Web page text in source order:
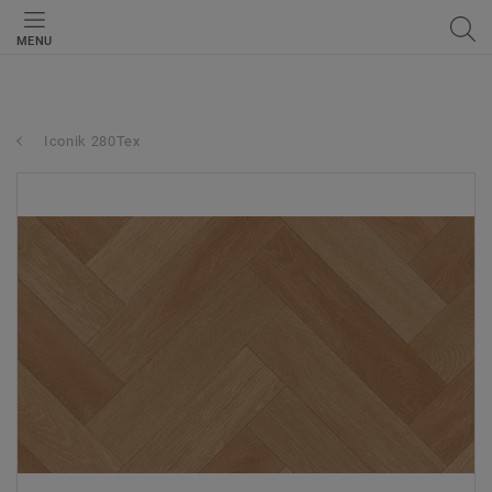
MENU
Iconik 280Tex